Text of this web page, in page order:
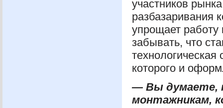
участников
разбазаривания
упрощает работу
забывать, что
которого и
— Вы думаете,
монтажникам,